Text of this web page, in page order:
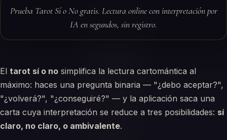
Prueba Tarot Sí o No gratis. Lectura online con interpretación por
IA en segundos, sin registro.
El tarot sí o no simplifica la lectura cartomántica al
máximo: haces una pregunta binaria — "¿debo aceptar?",
"¿volverá?", "¿conseguiré?" — y la aplicación saca una
carta cuya interpretación se reduce a tres posibilidades: sí
claro, no claro, o ambivalente.